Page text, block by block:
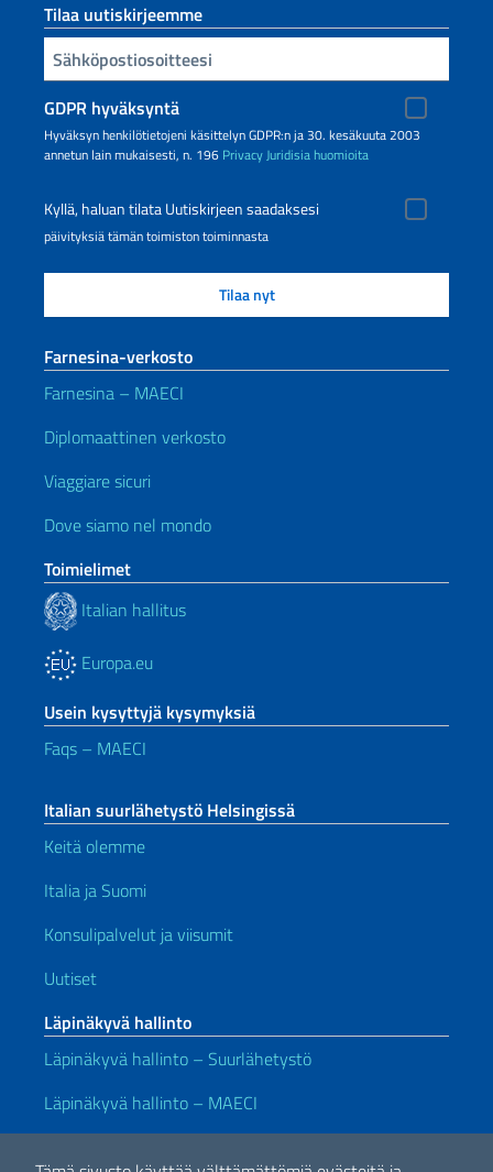
Tilaa uutiskirjeemme
Sähköpostiosoitteesi
GDPR hyväksyntä
Hyväksyn henkilötietojeni käsittelyn GDPR:n ja 30. kesäkuuta 2003
annetun lain mukaisesti, n. 196 PrivacyJuridisia huomioita
Kyllä, haluan tilata Uutiskirjeen saadaksesi
päivityksiä tämän toimiston toiminnasta
Farnesina-verkosto
Farnesina – MAECI
Diplomaattinen verkosto
Viaggiare sicuri
Dove siamo nel mondo
Toimielimet
Italian hallitus
Europa.eu
Usein kysyttyjä kysymyksiä
Faqs – MAECI
Italian suurlähetystö Helsingissä
Keitä olemme
Italia ja Suomi
Konsulipalvelut ja viisumit
Uutiset
Läpinäkyvä hallinto
Läpinäkyvä hallinto – Suurlähetystö
Läpinäkyvä hallinto – MAECI
Hyödyllisiä linkkejä